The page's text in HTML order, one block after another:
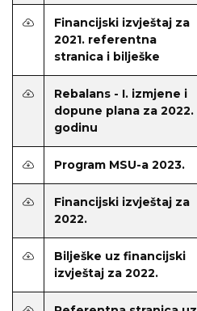
Financijski izvještaj za
2021. referentna
stranica i bilješke
Rebalans - I. izmjene i
dopune plana za 2022.
godinu
Program MSU-a 2023.
Financijski izvještaj za
2022.
Bilješke uz financijski
izvještaj za 2022.